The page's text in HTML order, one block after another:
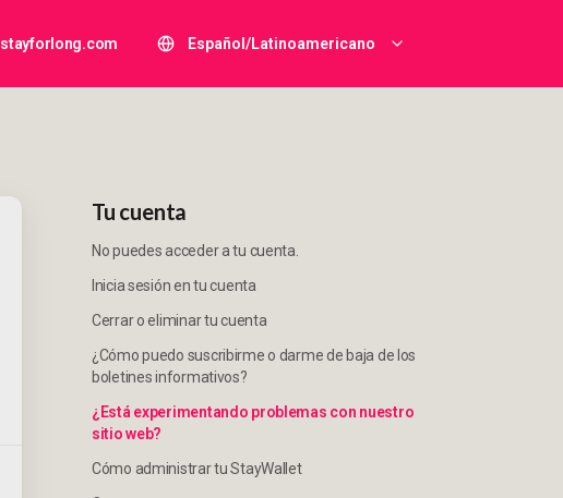
stayforlong.com Español/Latinoamericano
Tu cuenta
No puedes acceder a tu cuenta.
Inicia sesión en tu cuenta
Cerrar o eliminar tu cuenta
¿Cómo puedo suscribirme o darme de baja de los
boletines informativos?
¿Está experimentando problemas con nuestro
sitio web?
Cómo administrar tu StayWallet